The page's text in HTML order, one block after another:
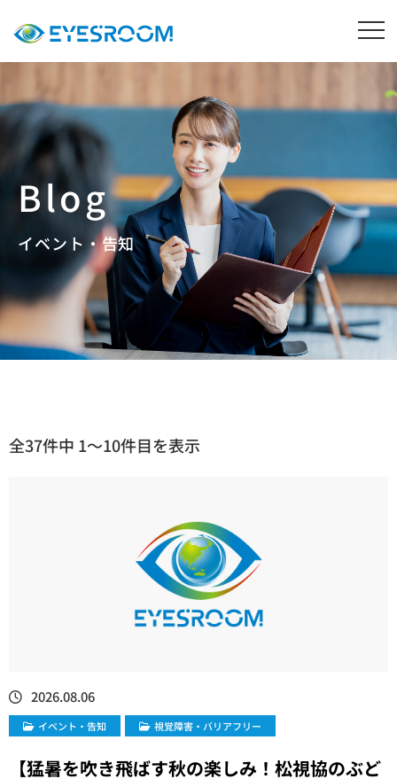
イベント・告知
全37件中 1〜10件目を表示
2026.08.06
イベント・告知 視覚障害・バリアフリー
【​猛暑を吹き飛ばす秋の楽しみ！松視協のぶど